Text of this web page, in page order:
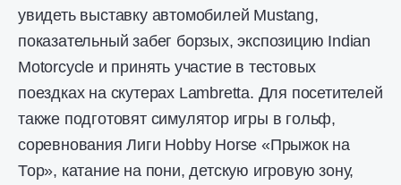
увидеть выставку автомобилей Mustang,
показательный забег борзых, экспозицию Indian
Motorcycle и принять участие в тестовых
поездках на скутерах Lambretta. Для посетителей
также подготовят симулятор игры в гольф,
соревнования Лиги Hobby Horse «Прыжок на
Тор», катание на пони, детскую игровую зону,